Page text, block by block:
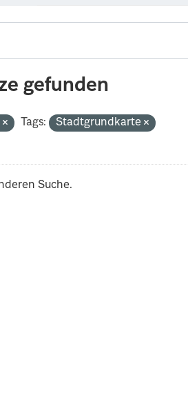
gefunden
Tags:
Stadtgrundkarte
Suche.